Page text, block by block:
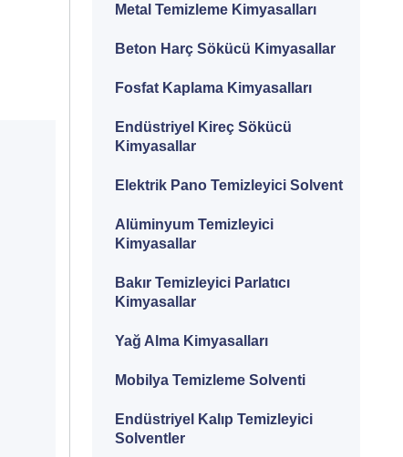
Metal Temizleme Kimyasalları
Beton Harç Sökücü Kimyasallar
Fosfat Kaplama Kimyasalları
Endüstriyel Kireç Sökücü
Kimyasallar
Elektrik Pano Temizleyici Solvent
Alüminyum Temizleyici
Kimyasallar
Bakır Temizleyici Parlatıcı
Kimyasallar
Yağ Alma Kimyasalları
Mobilya Temizleme Solventi
Endüstriyel Kalıp Temizleyici
Solventler